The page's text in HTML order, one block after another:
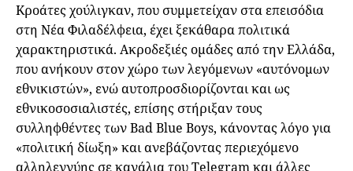
Κροάτες χούλιγκαν, που συμμετείχαν στα επεισόδια
στη Νέα Φιλαδέλφεια, έχει ξεκάθαρα πολιτικά
χαρακτηριστικά. Ακροδεξιές ομάδες από την Ελλάδα,
που ανήκουν στον χώρο των λεγόμενων «αυτόνομων
εθνικιστών», ενώ αυτοπροσδιορίζονται και ως
εθνικοσοσιαλιστές, επίσης στήριξαν τους
συλληφθέντες των Bad Blue Boys, κάνοντας λόγο για
«πολιτική δίωξη» και ανεβάζοντας περιεχόμενο
αλληλεγγύης σε κανάλια του Telegram και άλλες